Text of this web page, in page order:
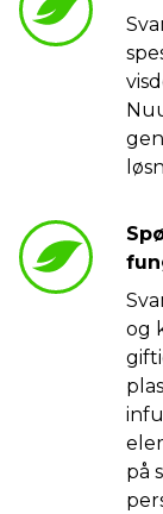
og
på